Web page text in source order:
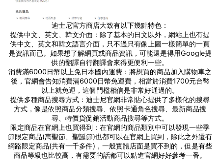
迪士尼官方商店大致有以下幾點特色：
提供中文、英文、韓文介面：除了基本的日文以外，網站上也有提
供中文、英文和韓文語言介面，只不過只有像上圖一樣簡單的一頁
是資訊而已。如果想了解網頁或商品資訊，可能還是得用Google提
供的翻譯自行翻譯會來得更便利一些。
消費滿6000日幣以上免日本國內運費：將想買的商品加入購物車之
後，官網會告知消費滿6000日幣免運費，相當於消費1700元台幣
以上就免運，這個門檻相信是非常好通過的。
提供多種商品搜尋方式：迪士尼官網非常貼心提供了多樣化的搜尋
方式，像是依照商品分類搜尋、依照卡通角色搜尋、最新商品搜
尋、特價貨促銷活動商品搜尋等方式。
限定商品在官網上也買得到：在官網的商品類別中可以發現一些季
節限定商品(萬聖節、聖誕節)也都可以在官網上買到，除此之外還有
網路限定商品(共有一千多件)，一般實體店面是買不到的，但是有些
商品等級也比較高，有需要的話都可以點進官網好好參考一番。